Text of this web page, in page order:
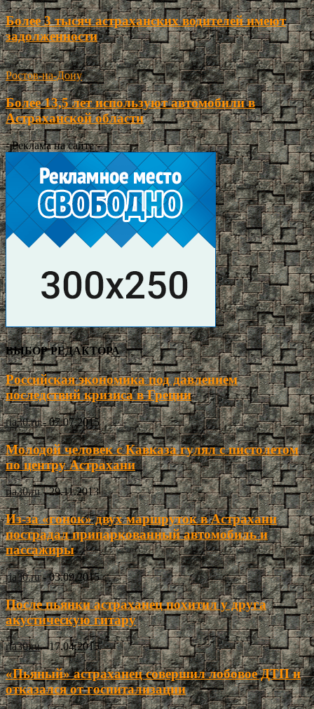
Более 3 тысяч астраханских водителей имеют
задолженности
Ростов-на-Дону
Более 13,5 лет используют автомобили в
Астраханской области
- Реклама на сайте -
ВЫБОР РЕДАКТОРА
Российская экономика под давлением
последствий кризиса в Греции
ria30.ru - 07.07.2015
Молодой человек с Кавказа гулял с пистолетом
по центру Астрахани
ria30.ru - 29.11.2013
Из-за «гонок» двух маршруток в Астрахани
пострадал припаркованный автомобиль и
пассажиры
ria30.ru - 03.09.2015
После пьянки астраханец похитил у друга
акустическую гитару
ria30.ru - 17.04.2015
«Пьяный» астраханец совершил лобовое ДТП и
отказался от госпитализации